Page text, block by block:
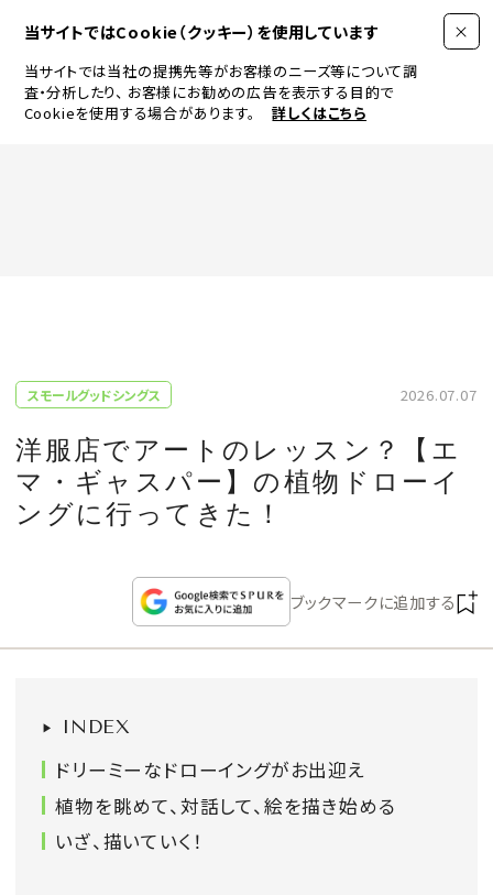
当サイトではCookie（クッキー）を使用しています
当サイトでは当社の提携先等がお客様のニーズ等について調
査・分析したり、 お客様にお勧めの広告を表示する目的で
Cookieを使用する場合があります。
詳しくはこちら
JEWELRY & WATCH
LIFESTYLE
CULTURE
CELEBRITY
FORTUNE
SDGs
スモールグッドシングス 2026.07.07
洋服店でアートのレッスン？【エ
マ・ギャスパー】の植物ドローイ
ングに行ってきた！
ブックマークに追加する
INDEX
ドリーミーなドローイングがお出迎え
植物を眺めて、対話して、絵を描き始める
いざ、描いていく！